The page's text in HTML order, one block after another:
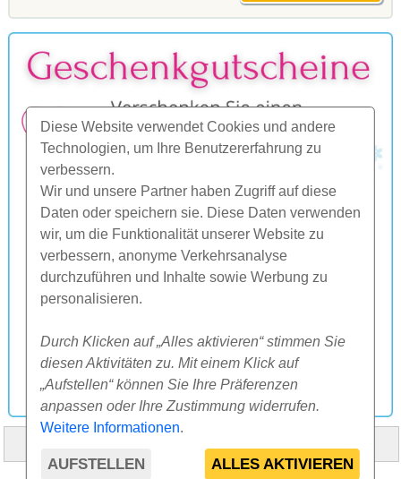
Diese Website verwendet Cookies und andere
Technologien, um Ihre Benutzererfahrung zu
verbessern.
Wir und unsere Partner haben Zugriff auf diese
Daten oder speichern sie. Diese Daten verwenden
wir, um die Funktionalität unserer Website zu
verbessern, anonyme Verkehrsanalyse
durchzuführen und Inhalte sowie Werbung zu
personalisieren.
Durch Klicken auf „Alles aktivieren“ stimmen Sie
diesen Aktivitäten zu. Mit einem Klick auf
„Aufstellen“ können Sie Ihre Präferenzen
anpassen oder Ihre Zustimmung widerrufen.
Weitere Informationen.
AUFSTELLEN ALLES AKTIVIEREN